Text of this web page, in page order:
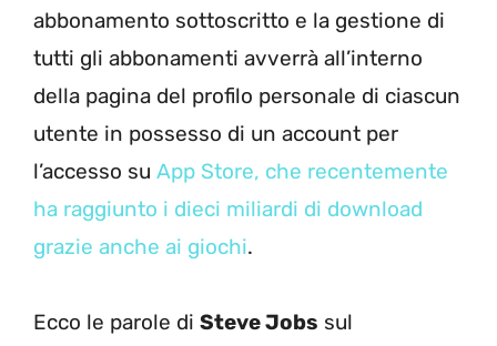
abbonamento sottoscritto e la gestione di
tutti gli abbonamenti avverrà all’interno
della pagina del profilo personale di ciascun
utente in possesso di un account per
l’accesso su App Store, che recentemente
ha raggiunto i dieci miliardi di download
grazie anche ai giochi.
Ecco le parole di Steve Jobs sul